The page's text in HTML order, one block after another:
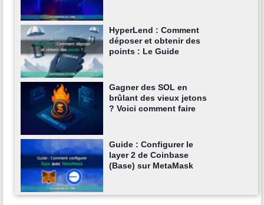
HyperLend : Comment
déposer et obtenir des
points : Le Guide
Gagner des SOL en
brûlant des vieux jetons
? Voici comment faire
Guide : Configurer le
layer 2 de Coinbase
(Base) sur MetaMask